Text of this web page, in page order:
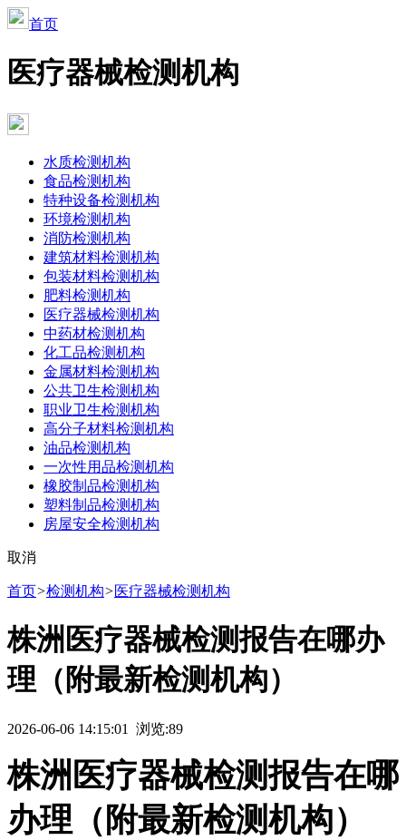
首页
医疗器械检测机构
水质检测机构
食品检测机构
特种设备检测机构
环境检测机构
消防检测机构
建筑材料检测机构
包装材料检测机构
肥料检测机构
医疗器械检测机构
中药材检测机构
化工品检测机构
金属材料检测机构
公共卫生检测机构
职业卫生检测机构
高分子材料检测机构
油品检测机构
一次性用品检测机构
橡胶制品检测机构
塑料制品检测机构
房屋安全检测机构
取消
首页>检测机构>医疗器械检测机构
株洲医疗器械检测报告在哪办
理（附最新检测机构）
2026-06-06 14:15:01 浏览:89
株洲医疗器械检测报告在哪
办理（附最新检测机构）